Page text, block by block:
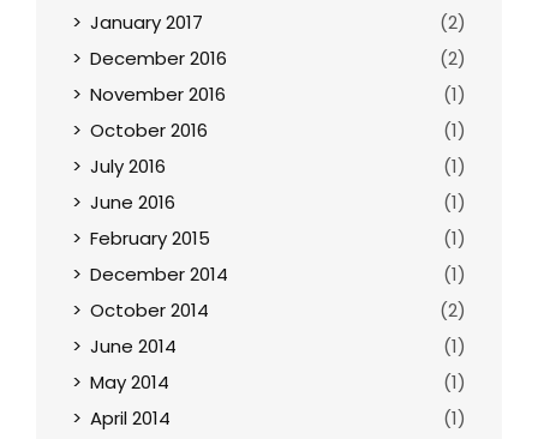
January 2017
(2)
December 2016
(2)
November 2016
(1)
October 2016
(1)
July 2016
(1)
June 2016
(1)
February 2015
(1)
December 2014
(1)
October 2014
(2)
June 2014
(1)
May 2014
(1)
April 2014
(1)